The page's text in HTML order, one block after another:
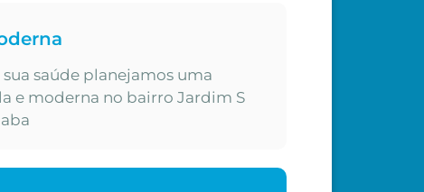
saúde planejamos uma
e moderna no bairro Jardim S